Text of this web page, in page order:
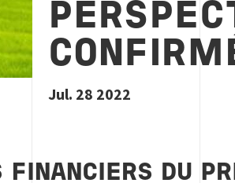
Jul. 28 2022
FINANCIERS DU